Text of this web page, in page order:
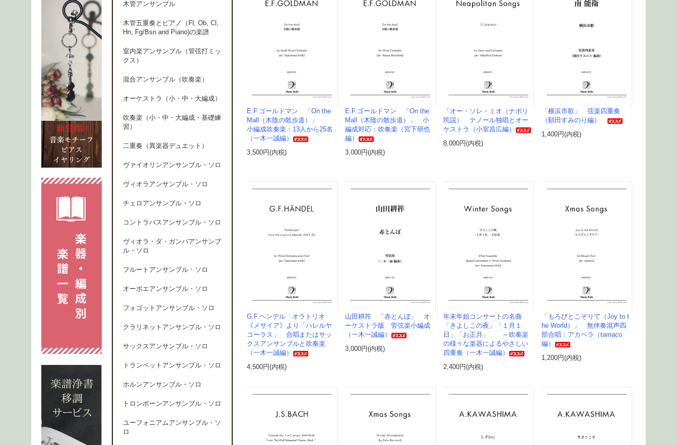
E.F.ゴールドマン 「On the
Mall（木陰の散歩道）」
小編成吹奏楽：13人から25名
（一木一誠編）
3,500円(内税)
E.F.ゴールドマン 「On the
Mall（木陰の散歩道）」 小
編成対応：吹奏楽（宮下研也
編）
3,000円(内税)
「オー・ソレ・ミオ（ナポリ
民謡） テノール独唱とオー
ケストラ（小室昌広編）
8,000円(内税)
「横浜市歌」 弦楽四重奏
（額田すみのり編）
1,400円(内税)
G.F.ヘンデル オラトリオ
《メサイア》より「ハレルヤ
コーラス」 合唱またはサッ
クスアンサンブルと吹奏楽
（一木一誠編）
4,500円(内税)
山田耕筰 「赤とんぼ」 オ
ーケストラ版 管弦楽小編成
（一木一誠編）
3,000円(内税)
年末年始コンサートの名曲
「きよしこの夜」「１月１
日」「お正月」 ～吹奏楽
の様々な楽器によるやさしい
四重奏（一木一誠編）
2,400円(内税)
「もろびとこぞりて（Joy to t
he World）」 無伴奏混声四
部合唱：アカペラ（tamaco
編）
1,200円(内税)
木管アンサンブル
木管五重奏とピアノ（Fl, Ob, Cl,
Hn, Fg/Bsn and Piano)の楽譜
室内楽アンサンブル（管弦打ミッ
クス）
混合アンサンブル（吹奏楽）
オーケストラ（小・中・大編成）
吹奏楽（小・中・大編成・基礎練
習）
二重奏（異楽器デュエット）
ヴァイオリンアンサンブル・ソロ
ヴィオラアンサンブル・ソロ
チェロアンサンブル・ソロ
コントラバスアンサンブル・ソロ
ヴィオラ・ダ・ガンバアンサンブ
ル・ソロ
フルートアンサンブル・ソロ
オーボエアンサンブル・ソロ
フォゴットアンサンブル・ソロ
クラリネットアンサンブル・ソロ
サックスアンサンブル・ソロ
トランペットアンサンブル・ソロ
ホルンアンサンブル・ソロ
トロンボーンアンサンブル・ソロ
ユーフォニアムアンサンブル・ソ
ロ